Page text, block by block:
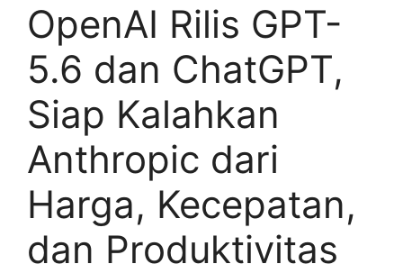
OpenAI Rilis GPT-
5.6 dan ChatGPT,
Siap Kalahkan
Anthropic dari
Harga, Kecepatan,
dan Produktivitas